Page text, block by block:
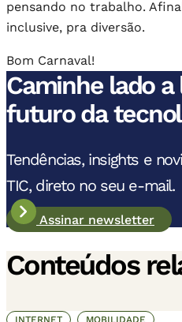
pensando no trabalho.
inclusive, pra diversão.
Bom Carnaval!
Caminhe lado
futuro da
Tendências, insights e
TIC, direto no seu e-mail.
Assinar newsletter
Conteúdos
INTERNET MOBILIDADE